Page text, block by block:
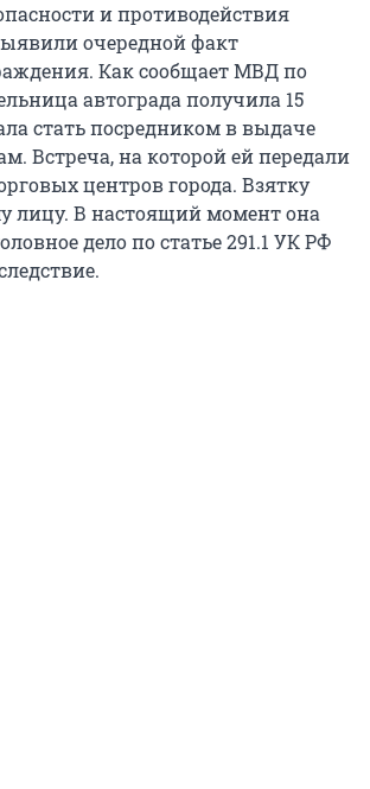
и противодействия
очередной факт
Как сообщает МВД по
автограда получила 15
стать посредником в выдаче
Встреча, на которой ей передали
центров города. Взятку
лицу. В настоящий момент она
дело по статье 291.1 УК РФ